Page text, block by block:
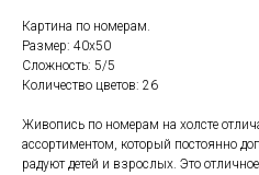
Картина по номерам.
Размер: 40х50
Сложность: 5/5
Количество цветов: 26
Живопись по номерам на холсте
ассортиментом, который постоянно
радуют детей и взрослых. Это